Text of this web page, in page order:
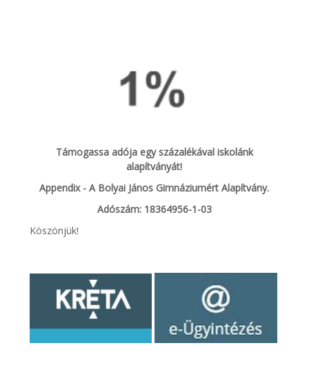
Támogassa adója egy százalékával iskolánk
alapítványát!
Appendix - A Bolyai János Gimnáziumért Alapítvány.
Adószám: 18364956-1-03
Köszönjük!